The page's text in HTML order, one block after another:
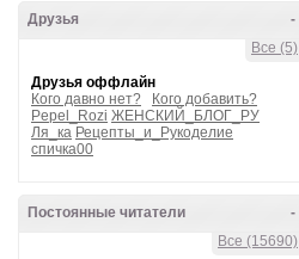
-
Друзья
Все (5)
Друзья оффлайн
Кого давно нет?
Кого добавить?
Pepel_Rozi ЖЕНСКИЙ_БЛОГ_РУ
Ля_ка Рецепты_и_Рукоделие
спичка00
-
Постоянные читатели
Все (15690)